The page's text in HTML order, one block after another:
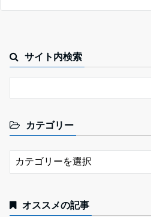
サイト内検索
カテゴリー
オススメの記事